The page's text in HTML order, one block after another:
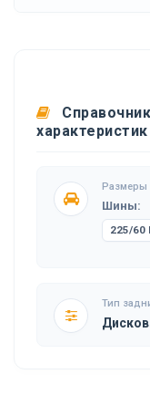
Размеры
Шины:
225/60
Тип